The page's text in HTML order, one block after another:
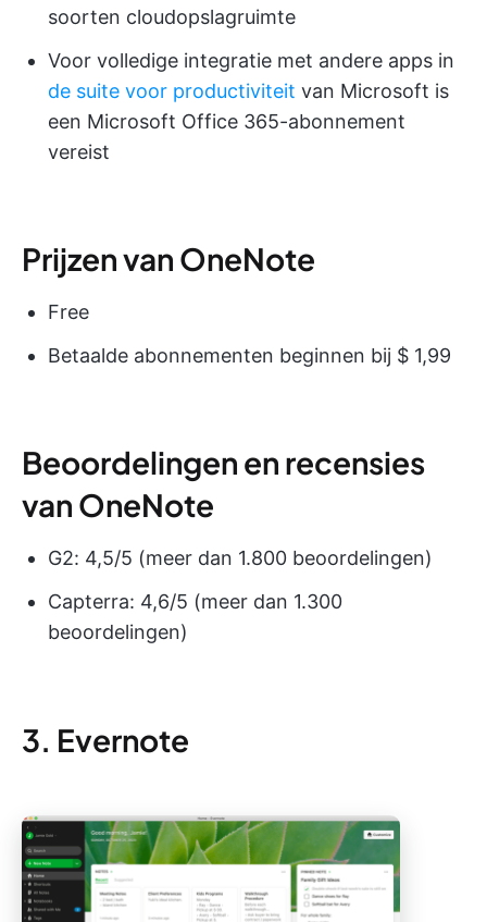
soorten cloudopslagruimte
Voor volledige integratie met andere apps in
de suite voor productiviteit van Microsoft is
een Microsoft Office 365-abonnement
vereist
Prijzen van OneNote
Free
Betaalde abonnementen beginnen bij $ 1,99
Beoordelingen en recensies
van OneNote
G2: 4,5/5 (meer dan 1.800 beoordelingen)
Capterra: 4,6/5 (meer dan 1.300
beoordelingen)
3. Evernote